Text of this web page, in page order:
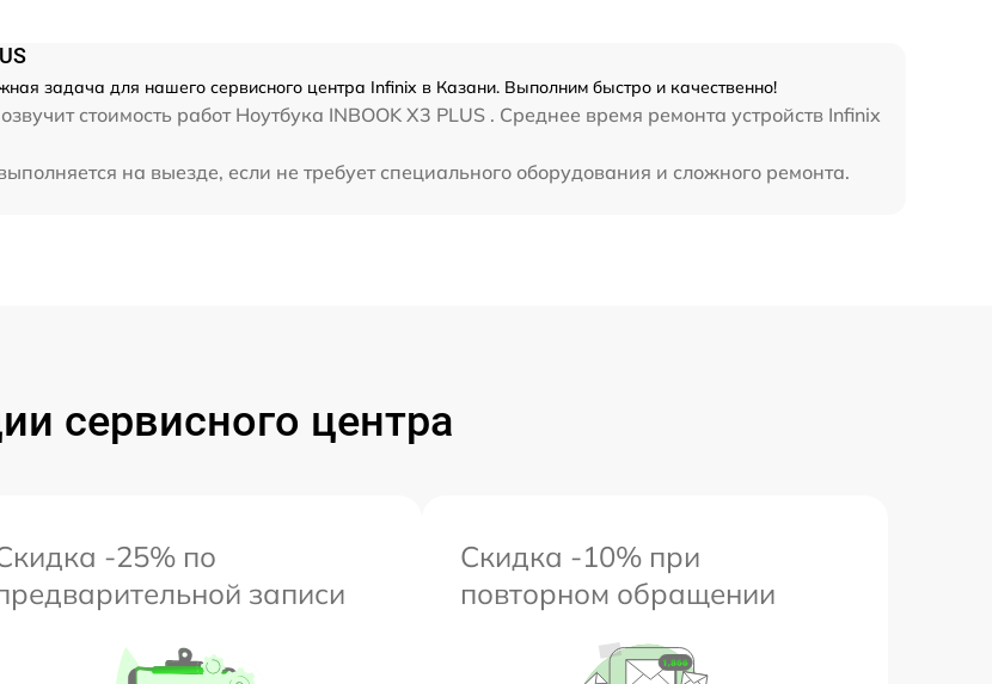
задача для нашего сервисного центра Infinix в Казани. Выполним быстро и качественно!
стоимость работ Ноутбука INBOOK X3 PLUS . Среднее время ремонта устройств Infinix
на выезде, если не требует специального оборудования и сложного ремонта.
сервисного центра
-25% по
записи
Скидка -10% при
повторном обращении